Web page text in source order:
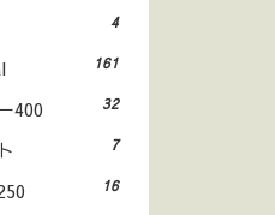
4
161
400 32
7
16